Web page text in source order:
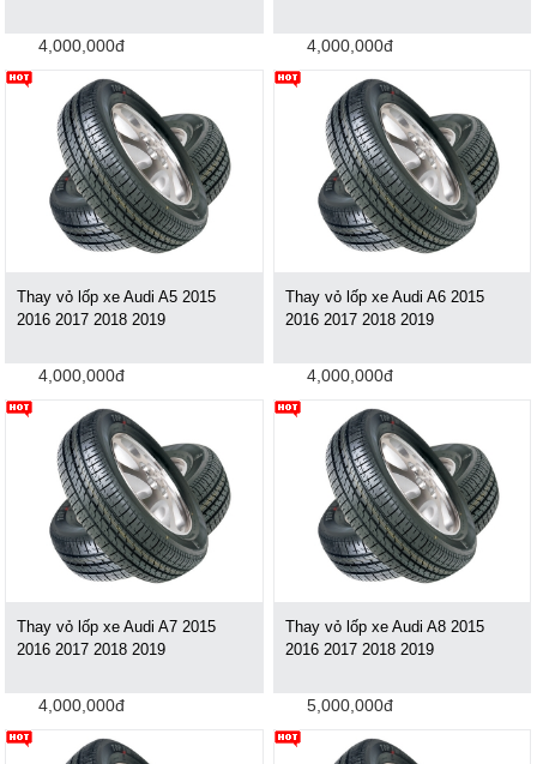
4,000,000đ 4,000,000đ
Thay vỏ lốp xe Audi A5 2015
2016 2017 2018 2019
4,000,000đ
Thay vỏ lốp xe Audi A6 2015
2016 2017 2018 2019
4,000,000đ
Thay vỏ lốp xe Audi A7 2015
2016 2017 2018 2019
4,000,000đ
Thay vỏ lốp xe Audi A8 2015
2016 2017 2018 2019
5,000,000đ